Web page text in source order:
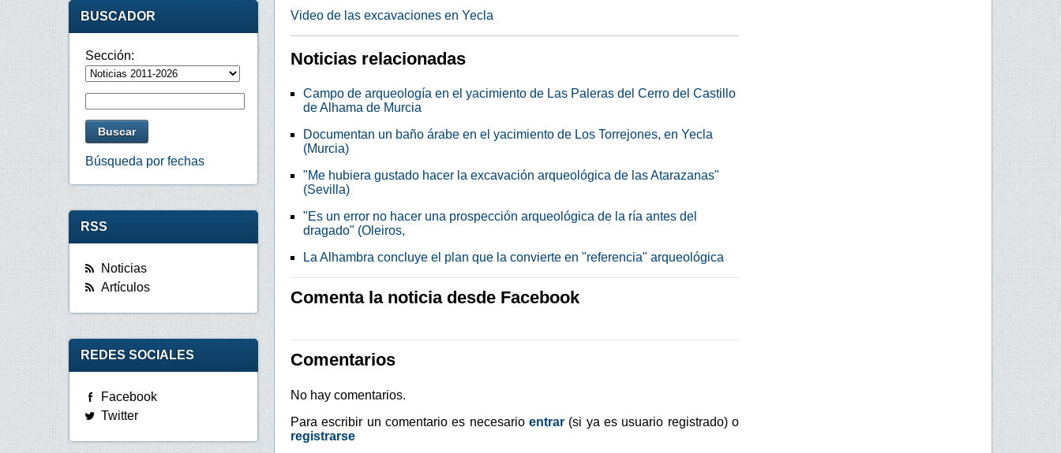
Video de las excavaciones en Yecla
Noticias relacionadas
Campo de arqueología en el yacimiento de Las Paleras del Cerro del Castillo
de Alhama de Murcia
Documentan un baño árabe en el yacimiento de Los Torrejones, en Yecla
(Murcia)
"Me hubiera gustado hacer la excavación arqueológica de las Atarazanas"
(Sevilla)
"Es un error no hacer una prospección arqueológica de la ría antes del
dragado" (Oleiros,
La Alhambra concluye el plan que la convierte en "referencia" arqueológica
Comenta la noticia desde Facebook
Comentarios
No hay comentarios.
Para escribir un comentario es necesario entrar (si ya es usuario registrado) o
registrarse
BUSCADOR
Sección:
Búsqueda por fechas
RSS
Noticias
Artículos
REDES SOCIALES
Facebook
Twitter